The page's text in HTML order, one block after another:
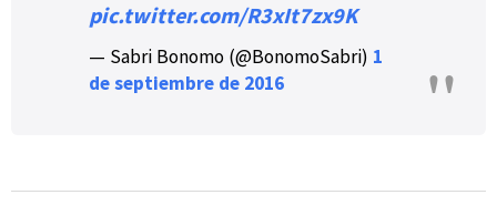
pic.twitter.com/R3xIt7zx9K
— Sabri Bonomo (@BonomoSabri) 1
de septiembre de 2016